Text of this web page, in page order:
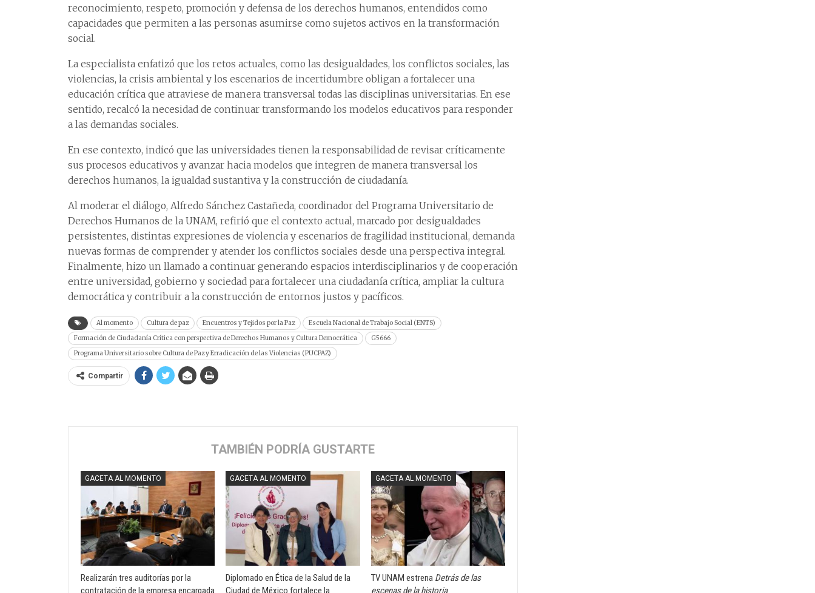
reconocimiento, respeto, promoción y defensa de los derechos humanos, entendidos como
capacidades que permiten a las personas asumirse como sujetos activos en la transformación
social.
La especialista enfatizó que los retos actuales, como las desigualdades, los conflictos sociales, las
violencias, la crisis ambiental y los escenarios de incertidumbre obligan a fortalecer una
educación crítica que atraviese de manera transversal todas las disciplinas universitarias. En ese
sentido, recalcó la necesidad de continuar transformando los modelos educativos para responder
a las demandas sociales.
En ese contexto, indicó que las universidades tienen la responsabilidad de revisar críticamente
sus procesos educativos y avanzar hacia modelos que integren de manera transversal los
derechos humanos, la igualdad sustantiva y la construcción de ciudadanía.
Al moderar el diálogo, Alfredo Sánchez Castañeda, coordinador del Programa Universitario de
Derechos Humanos de la UNAM, refirió que el contexto actual, marcado por desigualdades
persistentes, distintas expresiones de violencia y escenarios de fragilidad institucional, demanda
nuevas formas de comprender y atender los conflictos sociales desde una perspectiva integral.
Finalmente, hizo un llamado a continuar generando espacios interdisciplinarios y de cooperación
entre universidad, gobierno y sociedad para fortalecer una ciudadanía crítica, ampliar la cultura
democrática y contribuir a la construcción de entornos justos y pacíficos.
Al momento Cultura de paz Encuentros y Tejidos por la Paz
Escuela Nacional de Trabajo Social (ENTS)
Formación de Ciudadanía Crítica con perspectiva de Derechos Humanos y Cultura Democrática
G5666
Programa Universitario sobre Cultura de Paz y Erradicación de las Violencias (PUCPAZ)
Compartir
TAMBIÉN PODRÍA GUSTARTE
GACETA AL MOMENTO
Realizarán tres auditorías por la
contratación de la empresa encargada
GACETA AL MOMENTO
Diplomado en Ética de la Salud de la
Ciudad de México fortalece la
GACETA AL MOMENTO
TV UNAM estrena Detrás de las
escenas de la historia